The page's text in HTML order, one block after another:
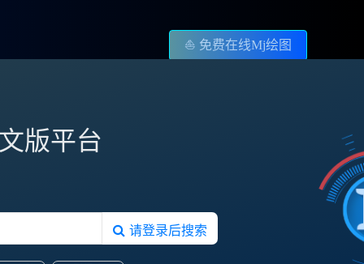
⛵️ 免费在线Mj绘图
版平台
请登录后搜索